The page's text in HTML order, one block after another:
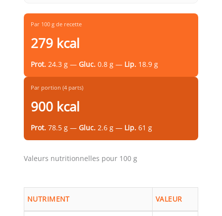
Par 100 g de recette
279 kcal
Prot. 24.3 g — Gluc. 0.8 g — Lip. 18.9 g
Par portion (4 parts)
900 kcal
Prot. 78.5 g — Gluc. 2.6 g — Lip. 61 g
Valeurs nutritionnelles pour 100 g
NUTRIMENT VALEUR